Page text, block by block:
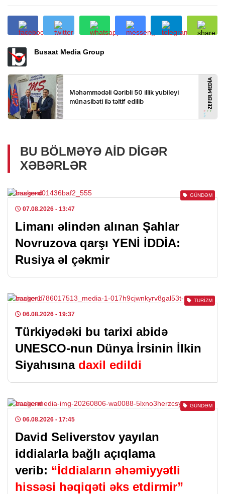
Busaat Media Group
BU BÖLMƏYƏ AID DIGƏR
XƏBƏRLƏR
GÜNDƏM
07.08.2026 - 13:47
Limanı əlindən alınan Şahlar
Novruzova qarşı YENİ İDDİA:
Rusiya əl çəkmir
TURIZM
06.08.2026 - 19:37
Türkiyədəki bu tarixi abidə
UNESCO-nun Dünya İrsinin İlkin
Siyahısına daxil edildi
GÜNDƏM
06.08.2026 - 17:45
David Seliverstov yayılan
iddialarla bağlı açıqlama
verib: “İddiaların əhəmiyyətli
hissəsi həqiqəti əks etdirmir”